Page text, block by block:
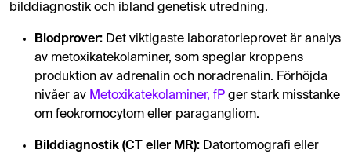
bilddiagnostik och ibland genetisk utredning.
Blodprover: Det viktigaste laboratorieprovet är analys
av metoxikatekolaminer, som speglar kroppens
produktion av adrenalin och noradrenalin. Förhöjda
nivåer av Metoxikatekolaminer, fP ger stark misstanke
om feokromocytom eller paragangliom.
Bilddiagnostik (CT eller MR): Datortomografi eller